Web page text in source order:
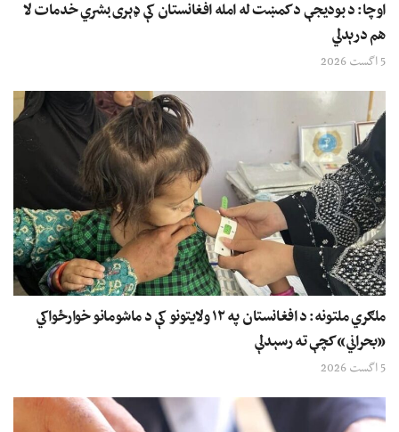
اوچا: د بودیجې د کمښت له امله افغانستان کې ډېری بشري خدمات لا
هم درېدلي
5 اگست 2026
ملګري ملتونه: د افغانستان په ۱۲ ولایتونو کې د ماشومانو خوارځواکي
«بحراني» کچې ته رسېدلې
5 اگست 2026